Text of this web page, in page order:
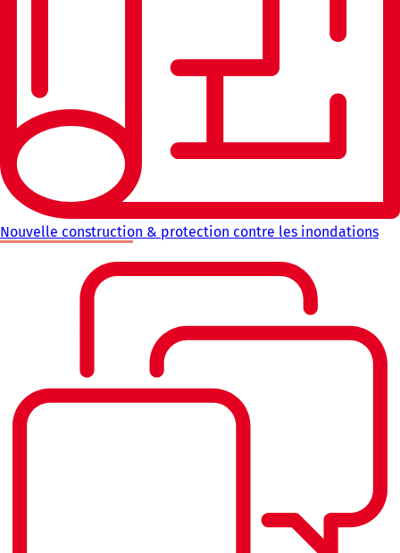
Nouvelle construction & protection contre les inondations